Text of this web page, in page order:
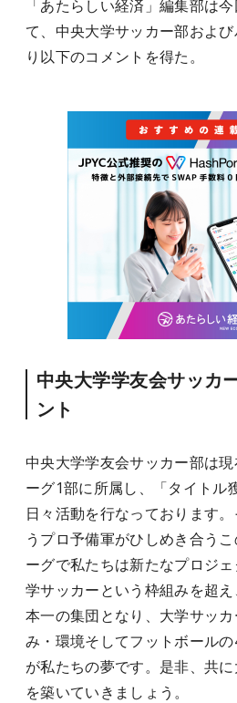
「あたらしい経済」編集部は
て、中央大学サッカー部およ
り以下のコメントを得た。
中央大学学友会サッカ
ント
中央大学学友会サッカー部は
ーグ1部に所属し、「タイトル
日々活動を行なっております
うプロ予備軍がひしめき合う
ーグで私たちは新たなプロジ
学サッカーという枠組みを超
本一の集団となり、大学サッ
み・環境そしてフットボール
が私たちの夢です。是非、共
を築いていきましょう。